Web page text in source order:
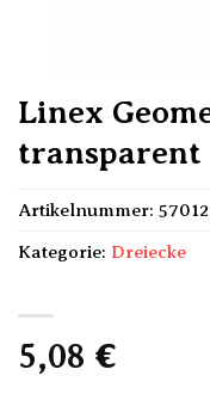
Linex
transparent
5,08 €
Artikelnummer:
Kategorie: Dreiecke